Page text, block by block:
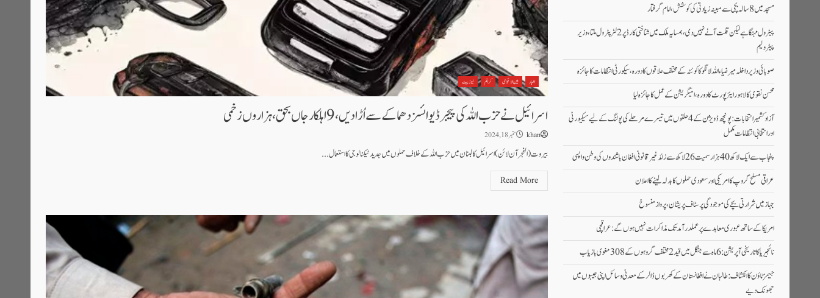
اخبار بین الاقوامی کرائم نیوز بیٹ
اسرائیل نے حزب اللہ کی پیجر ڈیوائسز دھماکے سے اُڑا دیں، 9 اہلکار جاں بحق، ہزاروں زخمی
khan ستمبر 18, 2024
بیروت ( الفجرآن لائن)اسرائیل کا لبنان میں حزب اللہ کے خلاف حملوں میں جدید ٹیکنالوجی کا استعمال...
Read More
مسجد میں 8 سالہ بچی سے مبینہ زیادتی کی کوشش، امام گرفتار
پیٹرول مہنگا ہے لیکن قلت آنے نہیں دی،ہمسایہ ملک میں شناختی کارڈ پر2لٹرپٹرول ملتا، وزیر
پیٹرولیم
صوبائی وزیر داخلہ میر ضیاء اللہ لانگو کا کوئٹہ کے مختلف علاقوں کا دورہ، سیکورٹی انتظامات کا جائزہ
محسن نقوی کا لاہور ایئرپورٹ کا دورہ، امیگریشن کے عمل کا جائزہ لیا
آزاد کشمیر انتخابات: پونچھ ڈویژن کے 4 حلقوں میں تیسرے مرحلے کی پولنگ کے لیے سیکیورٹی
اور انتخابی انتظامات مکمل
پنجاب سے ایک لاکھ 40 ہزار سمیت 26 لاکھ سے زائد غیر قانونی افغان باشندوں کی وطن واپسی
عراقی مسلح گروپ کا امریکی اور سعودی حملوں کا بدلہ لینے کا اعلان
جہاز میں شرارتی بچے کی موجودگی پر سٹاف پریشان، پرواز منسوخ
امریکا کے ساتھ عبوری معاہدے پر عملدرآمد تک مذاکرات نہیں ہوں گے: عراقچی
نائجیریا کا تاریخی آپریشن: 6 ماہ سے جنگل میں قید 2 مختلف گروہوں کے 308 مغوی بازیاب
جیمز ٹاؤن کا انکشاف: طالبان نے افغانستان کے کھربوں ڈالر کے معدنی وسائل اپنی جیبوں میں
جھونک دیے